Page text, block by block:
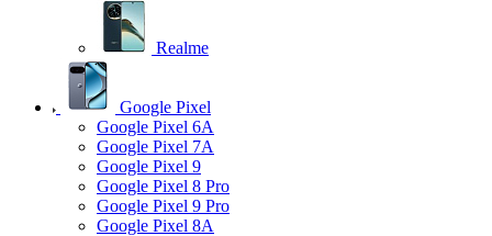
Realme
Google Pixel
Google Pixel 6A
Google Pixel 7А
Google Pixel 9
Google Pixel 8 Pro
Google Pixel 9 Pro
Google Pixel 8A